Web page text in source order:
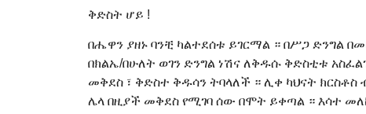
ቅድስት ሆይ !
በሔዋን ያዘኑ ባንቺ ካልተደሰቱ ይገርማል ። በሥጋ ድንግል
በክልኤ/በሁለት ወገን ድንግል ነሽና ለቅዱሱ ቅድስቲቱ
መቅደስ ፣ ቅድስተ ቅዱሳን ትባላለች ። ሊቀ ካህናት
ሌላ በዚያች መቅደስ የሚገባ ሰው በሞት ይቀጣል ። እሳተ